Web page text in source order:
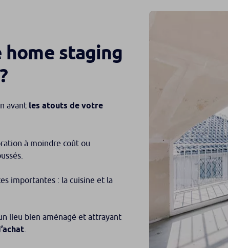
home staging
avant les atouts de votre
à moindre coût ou
importantes : la cuisine et la
lieu bien aménagé et attrayant